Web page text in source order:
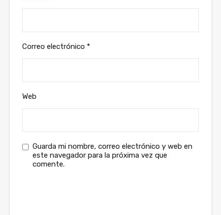
Correo electrónico *
Web
Guarda mi nombre, correo electrónico y web en
este navegador para la próxima vez que
comente.